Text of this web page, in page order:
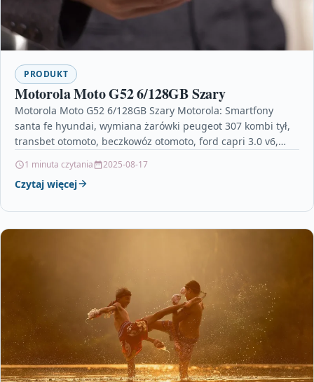
PRODUKT
Motorola Moto G52 6/128GB Szary
Motorola Moto G52 6/128GB Szary Motorola: Smartfony
santa fe hyundai, wymiana żarówki peugeot 307 kombi tył,
transbet otomoto, beczkowóz otomoto, ford capri 3.0 v6,…
1 minuta czytania 2025-08-17
Czytaj więcej